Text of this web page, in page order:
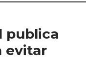
publica
evitar